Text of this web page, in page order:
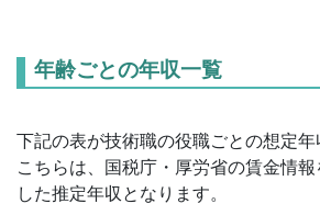
年齢ごとの年収一覧
下記の表が技術職の役職ごとの想定年
こちらは、国税庁・厚労省の賃金情
した推定年収となります。